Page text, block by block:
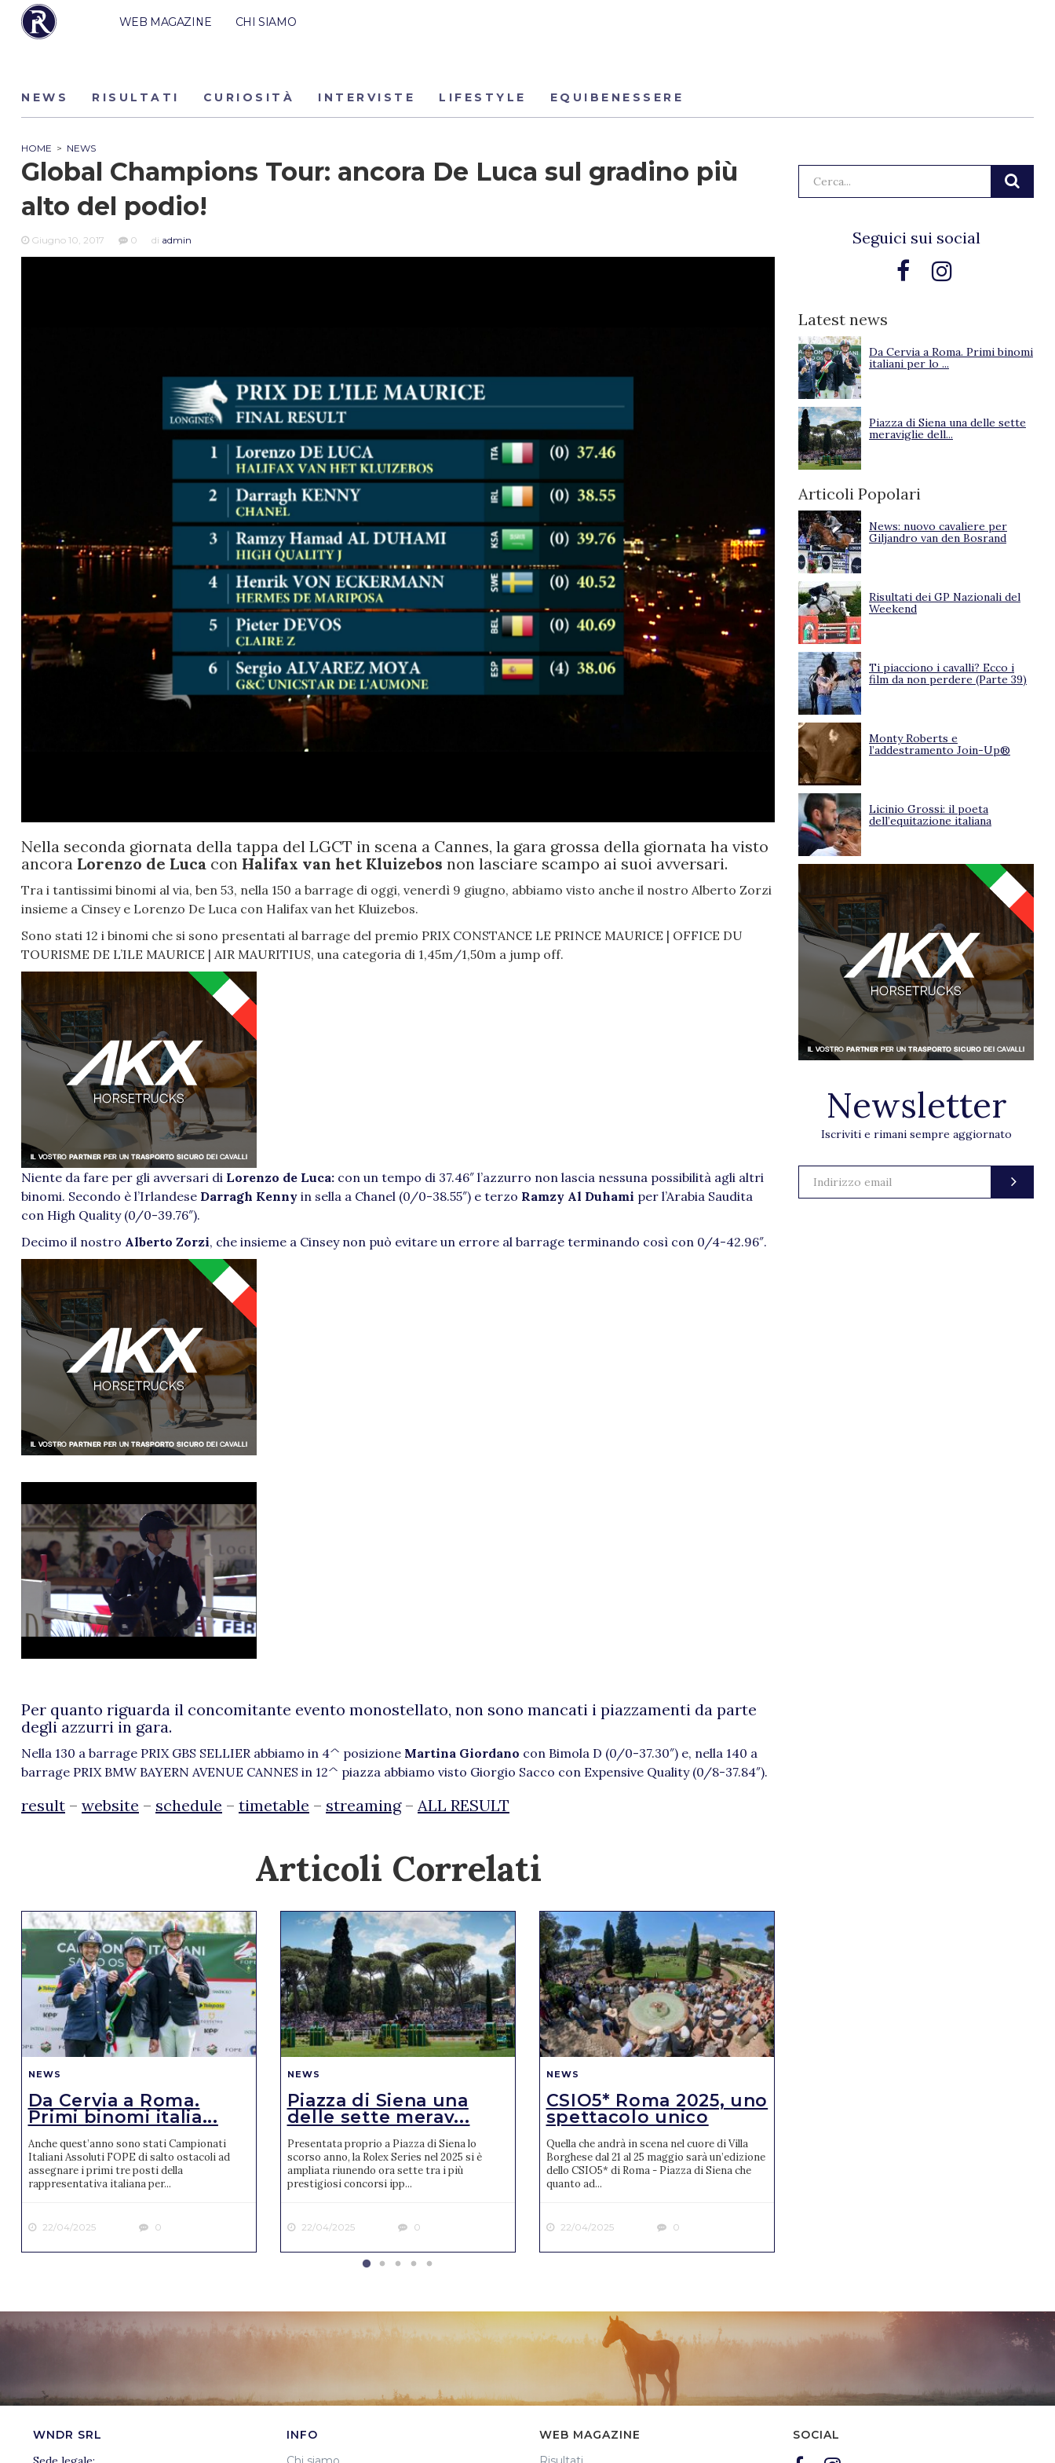
WEB MAGAZINE CHI SIAMO
NEWS RISULTATI CURIOSITÀ INTERVISTE LIFESTYLE EQUIBENESSERE
HOME > NEWS
Global Champions Tour: ancora De Luca sul gradino più
alto del podio!
Giugno 10, 2017 0 di admin
Nella seconda giornata della tappa del LGCT in scena a Cannes, la gara grossa della giornata ha visto
ancora Lorenzo de Luca con Halifax van het Kluizebos non lasciare scampo ai suoi avversari.
Tra i tantissimi binomi al via, ben 53, nella 150 a barrage di oggi, venerdì 9 giugno, abbiamo visto anche il nostro Alberto Zorzi
insieme a Cinsey e Lorenzo De Luca con Halifax van het Kluizebos.
Sono stati 12 i binomi che si sono presentati al barrage del premio PRIX CONSTANCE LE PRINCE MAURICE | OFFICE DU
TOURISME DE L’ILE MAURICE | AIR MAURITIUS, una categoria di 1,45m/1,50m a jump off.
Niente da fare per gli avversari di Lorenzo de Luca: con un tempo di 37.46″ l’azzurro non lascia nessuna possibilità agli altri
binomi. Secondo è l’Irlandese Darragh Kenny in sella a Chanel (0/0-38.55″) e terzo Ramzy Al Duhami per l’Arabia Saudita
con High Quality (0/0-39.76″).
Decimo il nostro Alberto Zorzi, che insieme a Cinsey non può evitare un errore al barrage terminando così con 0/4-42.96″.
Per quanto riguarda il concomitante evento monostellato, non sono mancati i piazzamenti da parte
degli azzurri in gara.
Nella 130 a barrage PRIX GBS SELLIER abbiamo in 4^ posizione Martina Giordano con Bimola D (0/0-37.30″) e, nella 140 a
barrage PRIX BMW BAYERN AVENUE CANNES in 12^ piazza abbiamo visto Giorgio Sacco con Expensive Quality (0/8-37.84″).
result – website – schedule – timetable – streaming– ALL RESULT
Articoli Correlati
NEWS
Da Cervia a Roma.
Primi binomi italia...
Anche quest’anno sono stati Campionati
Italiani Assoluti FOPE di salto ostacoli ad
assegnare i primi tre posti della
rappresentativa italiana per...
22/04/2025 0
NEWS
Piazza di Siena una
delle sette merav...
Presentata proprio a Piazza di Siena lo
scorso anno, la Rolex Series nel 2025 si è
ampliata riunendo ora sette tra i più
prestigiosi concorsi ipp...
22/04/2025 0
NEWS
CSIO5* Roma 2025, uno
spettacolo unico
Quella che andrà in scena nel cuore di Villa
Borghese dal 21 al 25 maggio sarà un’edizione
dello CSIO5* di Roma - Piazza di Siena che
quanto ad...
22/04/2025 0
Seguici sui social
Latest news
Da Cervia a Roma. Primi binomi
italiani per lo ...
Piazza di Siena una delle sette
meraviglie dell...
Articoli Popolari
News: nuovo cavaliere per
Giljandro van den Bosrand
Risultati dei GP Nazionali del
Weekend
Ti piacciono i cavalli? Ecco i
film da non perdere (Parte 39)
Monty Roberts e
l’addestramento Join-Up®
Licinio Grossi: il poeta
dell’equitazione italiana
Newsletter
Iscriviti e rimani sempre aggiornato
WNDR SRL
INFO
WEB MAGAZINE
SOCIAL